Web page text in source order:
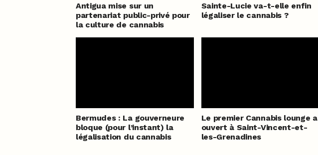
Antigua mise sur un
partenariat public-privé pour
la culture de cannabis
Sainte-Lucie va-t-elle enfin
légaliser le cannabis ?
Bermudes : La gouverneure
bloque (pour l’instant) la
légalisation du cannabis
Le premier Cannabis lounge a
ouvert à Saint-Vincent-et-
les-Grenadines